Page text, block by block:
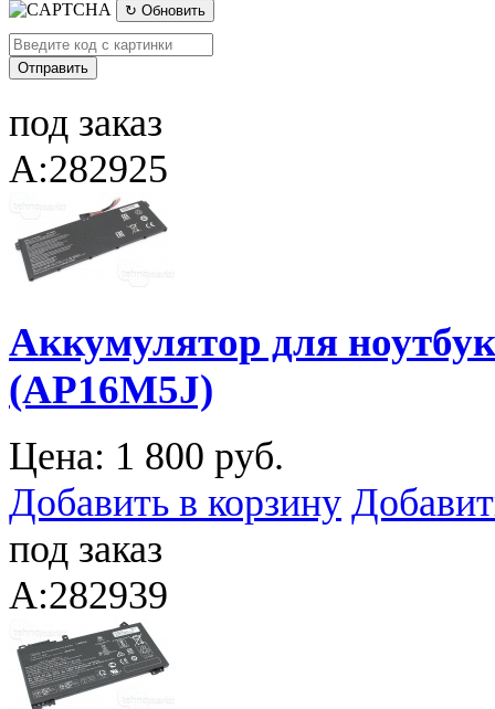
↻ Обновить
под заказ
A:282925
Аккумулятор для
(AP16M5J)
Цена: 1 800 руб.
Добавить в корзину
под заказ
A:282939